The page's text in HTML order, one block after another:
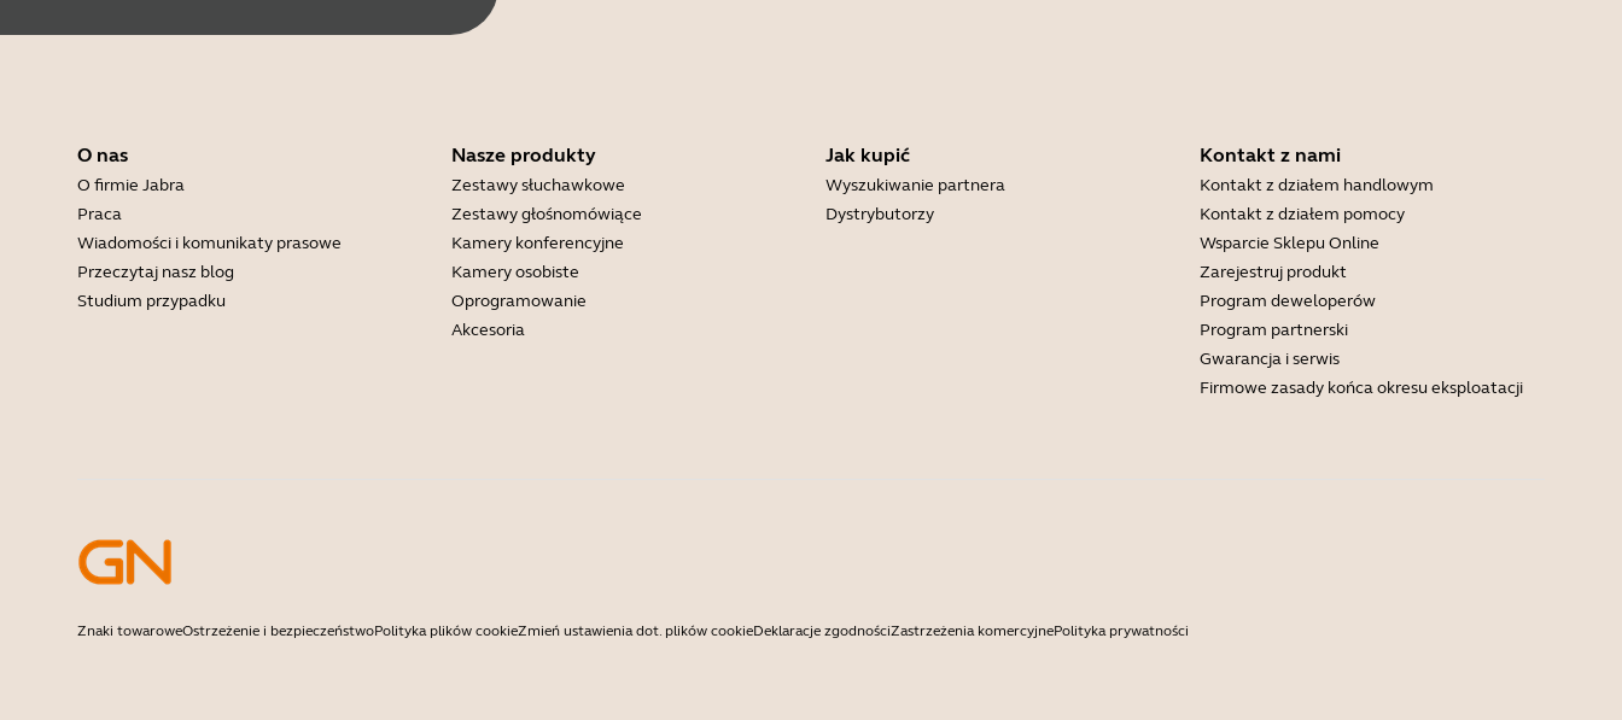
O nas
O firmie Jabra
Praca
Wiadomości i komunikaty prasowe
Przeczytaj nasz blog
Studium przypadku
Nasze produkty
Zestawy słuchawkowe
Zestawy głośnomówiące
Kamery konferencyjne
Kamery osobiste
Oprogramowanie
Akcesoria
Jak kupić
Wyszukiwanie partnera
Dystrybutorzy
Kontakt z nami
Kontakt z działem handlowym
Kontakt z działem pomocy
Wsparcie Sklepu Online
Zarejestruj produkt
Program deweloperów
Program partnerski
Gwarancja i serwis
Firmowe zasady końca okresu eksploatacji
Znaki towaroweOstrzeżenie i bezpieczeństwoPolityka plików cookieZmień ustawienia dot. plików cookieDeklaracje zgodnościZastrzeżenia komercyjnePolityka prywatności